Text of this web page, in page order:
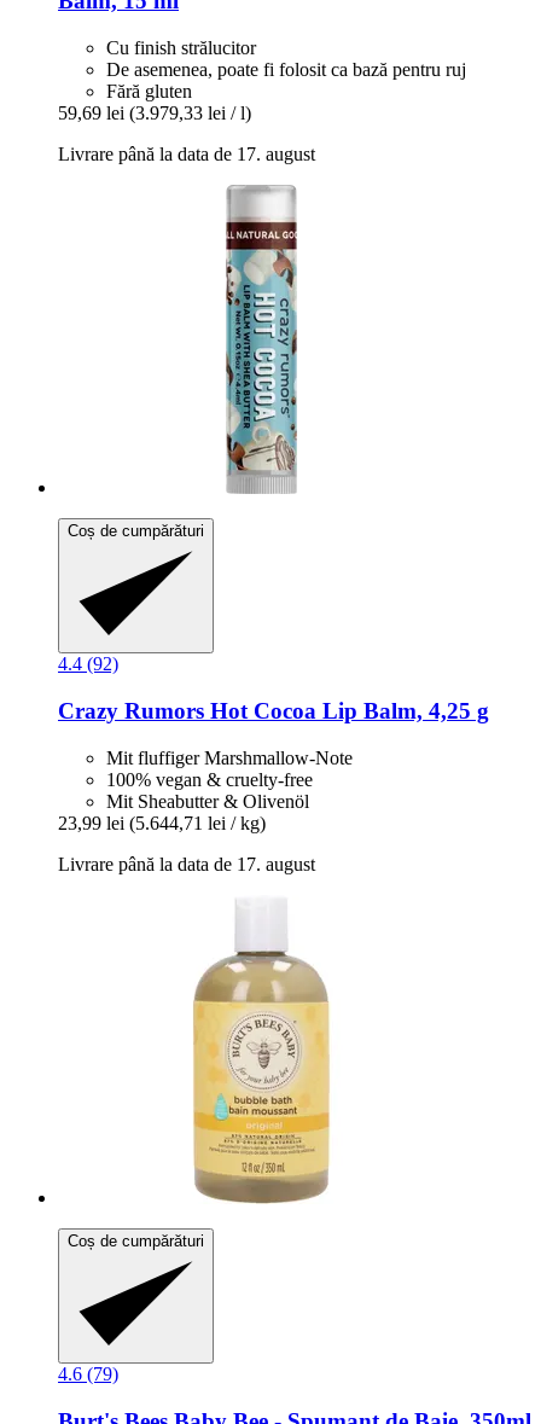
Cu finish strălucitor
De asemenea, poate fi folosit ca bază pentru ruj
Fără gluten
59,69 lei (3.979,33 lei / l)
Livrare până la data de 17. august
Coș de cumpărături
4.4 (92)
Crazy Rumors Hot Cocoa Lip Balm, 4,25 g
Mit fluffiger Marshmallow-Note
100% vegan & cruelty-free
Mit Sheabutter & Olivenöl
23,99 lei (5.644,71 lei / kg)
Livrare până la data de 17. august
Coș de cumpărături
4.6 (79)